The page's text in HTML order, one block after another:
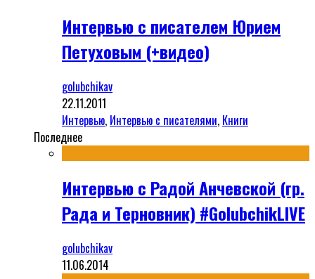
Интервью с писателем Юрием
Петуховым (+видео)
golubchikav
22.11.2011
Интервью, Интервью с писателями, Книги
Последнее
Интервью с Радой Анчевской (гр.
Рада и Терновник) #GolubchikLIVE
golubchikav
11.06.2014